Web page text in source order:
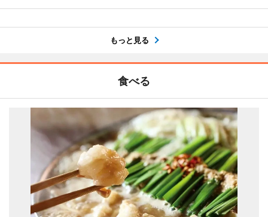
もっと見る
食べる